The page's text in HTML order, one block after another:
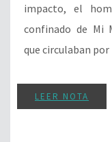
impacto, el
confinado de Mi
que circulaban
LEER NOTA